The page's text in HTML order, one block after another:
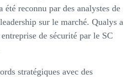
été reconnu par des analystes de
sur le marché. Qualys a
de sécurité par le SC
stratégiques avec des